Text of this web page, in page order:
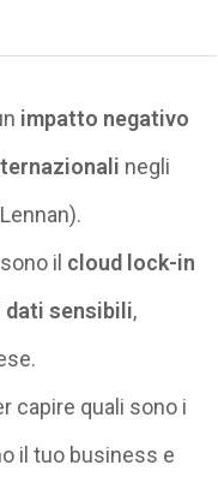
impatto negativo
negli
).
il cloud lock-in
dati sensibili,
capire quali sono i
il tuo business e